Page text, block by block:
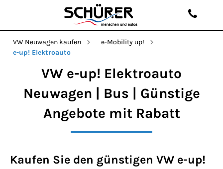
VW Neuwagen kaufen
e-Mobility up!
e-up! Elektroauto
VW e-up! Elektroauto
Neuwagen | Bus | Günstige
Angebote mit Rabatt
Kaufen Sie den günstigen VW e-up!